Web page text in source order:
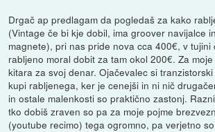
Drgač ap predlagam da pogledaš za kako
(Vintage če bi kje dobil, ima groover navijalce
magnete), pri nas pride nova cca 400€, v
rabljeno moral dobit za tam okol 200€. Za
kitara za svoj denar. Ojačevalec si
kupi rabljenega, ker je cenejši in ni nič
in ostale malenkosti so praktično zastonj.
tko dobiš zraven so pa za moje pojme
(youtube recimo) tega ogromno, pa verjetno